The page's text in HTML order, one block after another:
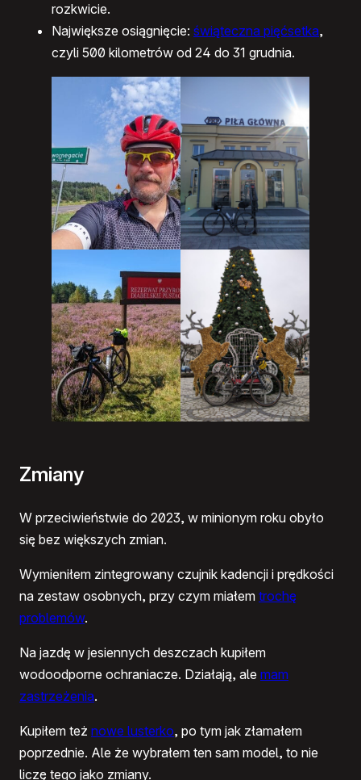
rozkwicie.
Największe osiągnięcie: świąteczna pięćsetka,
czyli 500 kilometrów od 24 do 31 grudnia.
Zmiany
W przeciwieństwie do 2023, w minionym roku obyło
się bez większych zmian.
Wymieniłem zintegrowany czujnik kadencji i prędkości
na zestaw osobnych, przy czym miałem trochę
problemów.
Na jazdę w jesiennych deszczach kupiłem
wodoodporne ochraniacze. Działają, ale mam
zastrzeżenia.
Kupiłem też nowe lusterko, po tym jak złamałem
poprzednie. Ale że wybrałem ten sam model, to nie
liczę tego jako zmiany.